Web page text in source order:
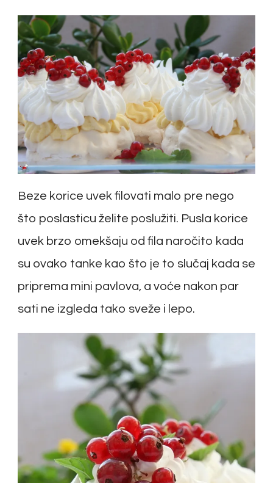
Beze korice uvek filovati malo pre nego
što poslasticu želite poslužiti. Pusla korice
uvek brzo omekšaju od fila naročito kada
su ovako tanke kao što je to slučaj kada se
priprema mini pavlova, a voće nakon par
sati ne izgleda tako sveže i lepo.